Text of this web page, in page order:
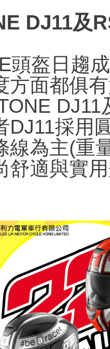
DJ11及
頭盔日趨
方面都俱
DJ11採用
線為主(重
舒適與實